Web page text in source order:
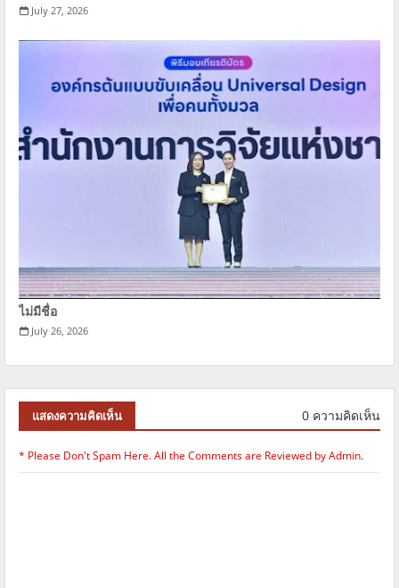
July 27, 2026
ไม่มีชื่อ
July 26, 2026
แสดงความคิดเห็น 0 ความคิดเห็น
* Please Don't Spam Here. All the Comments are Reviewed by Admin.